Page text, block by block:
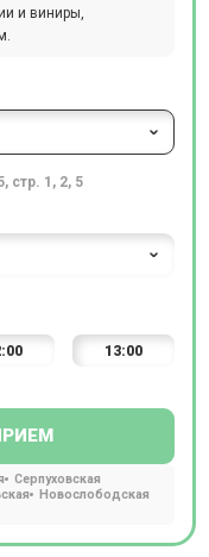
и виниры,
стр. 1, 2, 5
13:00
Серпуховская
Новослободская